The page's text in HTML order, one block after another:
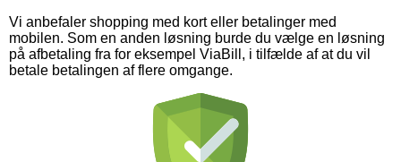
Vi anbefaler shopping med kort eller betalinger med
mobilen. Som en anden løsning burde du vælge en løsning
på afbetaling fra for eksempel ViaBill, i tilfælde af at du vil
betale betalingen af flere omgange.